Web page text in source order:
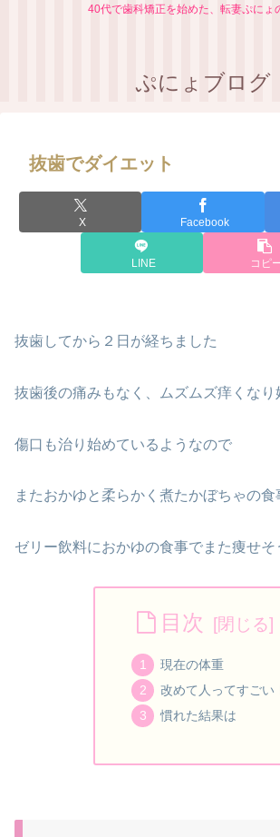
40代で歯科矯正を始めた、転妻ぷにょ
ぷにょブログ
抜歯でダイエット
X Facebook
LINE コピ
抜歯してから２日が経ちました
抜歯後の痛みもなく、ムズムズ痒くなり
傷口も治り始めているようなので
またおかゆと柔らかく煮たかぼちゃの
ゼリー飲料におかゆの食事でまた痩せ
目次
現在の体重
改めて人ってすごい
慣れた結果は